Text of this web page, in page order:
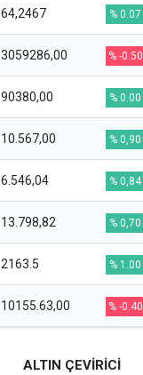
64,2467 % 0.07
3059286,00 % -0.50
90380,00 % 0.00
10.567,00 % 0,90
6.546,04 % 0,84
13.798,82 % 0,70
2163.5 % 1.00
10155.63,00 % -0.40
ALTIN ÇEVİRİCİ